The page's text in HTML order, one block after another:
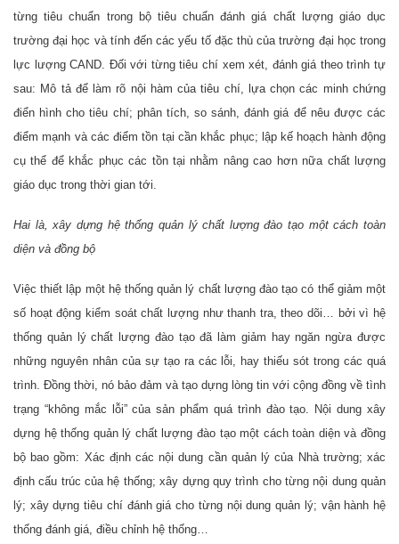
từng tiêu chuẩn trong bộ tiêu chuẩn đánh giá chất lượng giáo dục
trường đại học và tính đến các yếu tố đặc thù của trường đại học trong
lực lượng CAND. Đối với từng tiêu chí xem xét, đánh giá theo trình tự
sau: Mô tả để làm rõ nội hàm của tiêu chí, lựa chọn các minh chứng
điển hình cho tiêu chí; phân tích, so sánh, đánh giá để nêu được các
điểm mạnh và các điểm tồn tại cần khắc phục; lập kế hoạch hành động
cụ thể để khắc phục các tồn tại nhằm nâng cao hơn nữa chất lượng
giáo dục trong thời gian tới.
Hai là, xây dựng hệ thống quản lý chất lượng đào tạo một cách toàn
diện và đồng bộ
Việc thiết lập một hệ thống quản lý chất lượng đào tạo có thể giảm một
số hoạt động kiểm soát chất lượng như thanh tra, theo dõi… bởi vì hệ
thống quản lý chất lượng đào tạo đã làm giảm hay ngăn ngừa được
những nguyên nhân của sự tạo ra các lỗi, hay thiếu sót trong các quá
trình. Đồng thời, nó bảo đảm và tạo dựng lòng tin với cộng đồng về tình
trạng “không mắc lỗi” của sản phẩm quá trình đào tạo. Nội dung xây
dựng hệ thống quản lý chất lượng đào tạo một cách toàn diện và đồng
bộ bao gồm: Xác định các nội dung cần quản lý của Nhà trường; xác
định cấu trúc của hệ thống; xây dựng quy trình cho từng nội dung quản
lý; xây dựng tiêu chí đánh giá cho từng nội dung quản lý; vận hành hệ
thống đánh giá, điều chỉnh hệ thống…